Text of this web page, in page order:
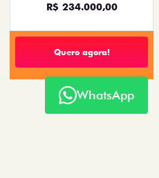
R$ 234.000,00
Quero agora!
WhatsApp